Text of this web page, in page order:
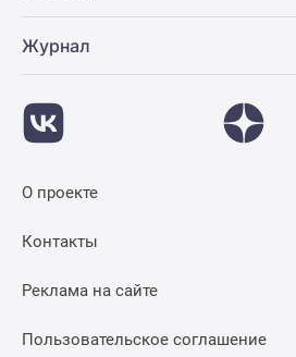
Журнал
О проекте
Контакты
Реклама на сайте
Пользовательское соглашение